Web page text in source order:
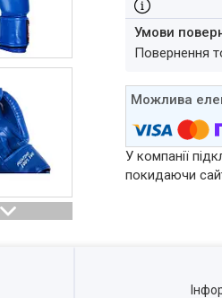
повернення
У компанії
покидаючи